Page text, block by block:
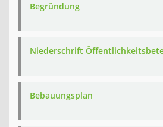
Begründung
Niederschrift
Bebauungsplan